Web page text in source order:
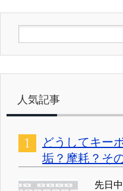
人気記事
どうしてキー
垢？摩耗？そ
先日